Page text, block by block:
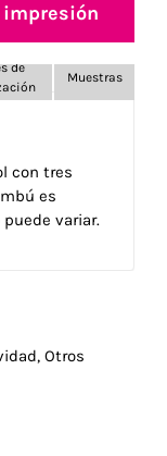
impresión
de
Muestras
con tres
es
variar.
, Otros